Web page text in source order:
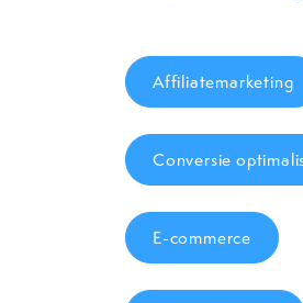
Affiliatemarketing
Conversie
E-commerce